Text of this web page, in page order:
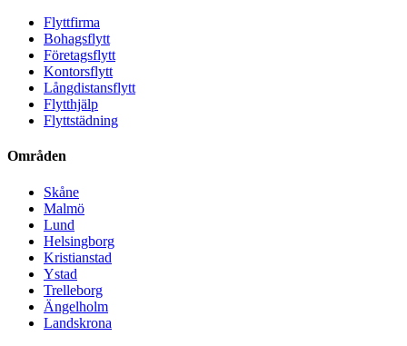
Flyttfirma
Bohagsflytt
Företagsflytt
Kontorsflytt
Långdistansflytt
Flytthjälp
Flyttstädning
Områden
Skåne
Malmö
Lund
Helsingborg
Kristianstad
Ystad
Trelleborg
Ängelholm
Landskrona